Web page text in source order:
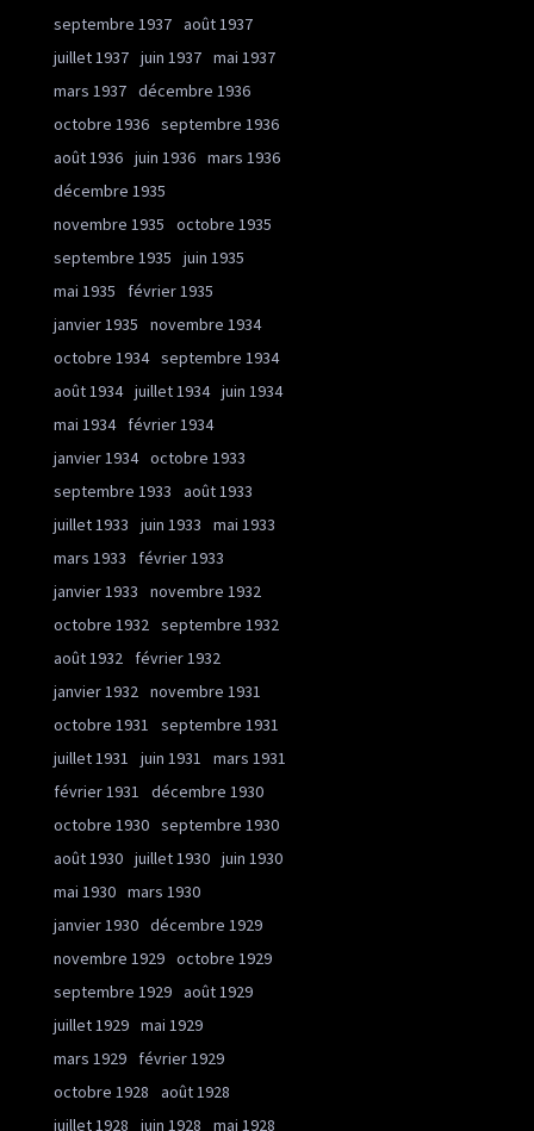
septembre 1937 août 1937
juillet 1937 juin 1937 mai 1937
mars 1937 décembre 1936
octobre 1936 septembre 1936
août 1936 juin 1936 mars 1936
décembre 1935
novembre 1935
octobre 1935
septembre 1935
juin 1935
mai 1935
février 1935
janvier 1935
novembre 1934
octobre 1934 septembre 1934
août 1934 juillet 1934 juin 1934
mai 1934
février 1934
janvier 1934 octobre 1933
septembre 1933
août 1933
juillet 1933
juin 1933
mai 1933
mars 1933
février 1933
janvier 1933
novembre 1932
octobre 1932 septembre 1932
août 1932
février 1932
janvier 1932 novembre 1931
octobre 1931
septembre 1931
juillet 1931
juin 1931
mars 1931
février 1931
décembre 1930
octobre 1930 septembre 1930
août 1930 juillet 1930 juin 1930
mai 1930 mars 1930
janvier 1930 décembre 1929
novembre 1929 octobre 1929
septembre 1929 août 1929
juillet 1929 mai 1929
mars 1929
février 1929
octobre 1928
août 1928
juillet 1928
juin 1928 mai 1928